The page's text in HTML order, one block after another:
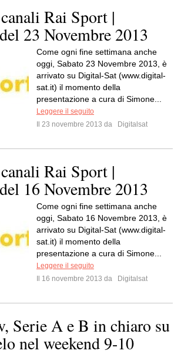
Rai Sport |
23 Novembre 2013
Come ogni fine settimana anche
oggi, Sabato 23 Novembre 2013, è
arrivato su Digital-Sat (www.digital-
sat.it) il momento della
presentazione a cura di Simone...
Leggere il seguito
Il 23 novembre 2013 da
Digitalsat
Rai Sport |
16 Novembre 2013
Come ogni fine settimana anche
oggi, Sabato 16 Novembre 2013, è
arrivato su Digital-Sat (www.digital-
sat.it) il momento della
presentazione a cura di Simone...
Leggere il seguito
Il 16 novembre 2013 da
Digitalsat
Serie A e B in chiaro su
nel weekend 9-10